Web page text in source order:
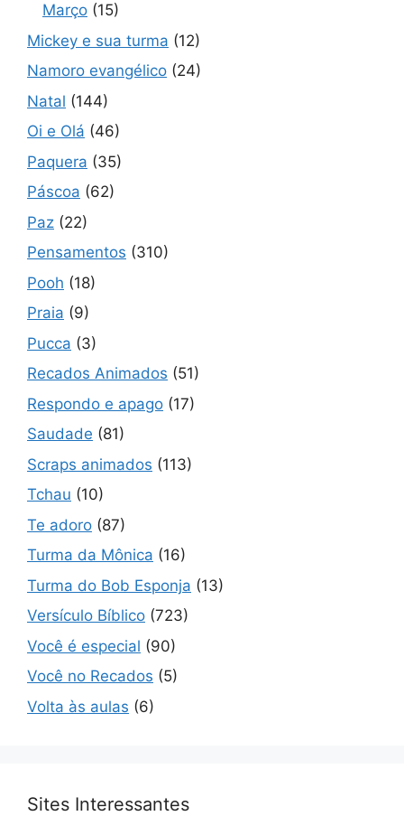
Março (15)
Mickey e sua turma (12)
Namoro evangélico (24)
Natal (144)
Oi e Olá (46)
Paquera (35)
Páscoa (62)
Paz (22)
Pensamentos (310)
Pooh (18)
Praia (9)
Pucca (3)
Recados Animados (51)
Respondo e apago (17)
Saudade (81)
Scraps animados (113)
Tchau (10)
Te adoro (87)
Turma da Mônica (16)
Turma do Bob Esponja (13)
Versículo Bíblico (723)
Você é especial (90)
Você no Recados (5)
Volta às aulas (6)
Sites Interessantes